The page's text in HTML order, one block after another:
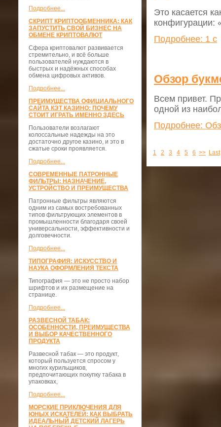
Подробнее...
СКРИПТ КРИПТООБМЕННИКА: КАК
ЗАПУСТИТЬ СВОЙ БИЗНЕС НА
ОБМЕНЕ КРИПТОВАЛЮТ
Сфера криптовалют развивается
стремительно, и всё больше
пользователей нуждаются в
быстрых и надёжных способах
обмена цифровых активов.
Подробнее...
ПРЕИМУЩЕСТВА ОФИЦИАЛЬНОГО
САЙТА КЭТ КАЗИНО: ПОЧЕМУ
СТОИТ ИГРАТЬ ИМЕННО ЗДЕСЬ
Пользователи возлагают
колоссальные надежды на это
достаточно другое казино, и это в
сжатые сроки проявляется.
Подробнее...
СОВРЕМЕННЫЕ ПАТРОННЫЕ
ФИЛЬТРЫ: НАЗНАЧЕНИЕ,
УСТРОЙСТВО И ПРЕИМУЩЕСТВА
Патронные фильтры являются
одним из самых востребованных
типов фильтрующих элементов в
промышленности благодаря своей
универсальности, эффективности и
долговечности.
Подробнее...
ТИПОГРАФИЯ: ИСКУССТВО И
НАУКА ОФОРМЛЕНИЯ ТЕКСТА
Типография — это не просто набор
шрифтов и их размещение на
странице.
Подробнее...
РАЗВЕСНОЙ ТАБАК:
ОСОБЕННОСТИ, ПРЕИМУЩЕСТВА
И ВЫБОР КАЧЕСТВЕННОГО
ПРОДУКТА
Развесной табак — это продукт,
который пользуется спросом у
многих курильщиков,
предпочитающих покупку табака в
упаковках,
Подробнее...
МОРСКИЕ ПРИКЛЮЧЕНИЯ ДЛЯ
ЮНЫХ ИСКАТЕЛЕЙ: КАК ВЫБРАТЬ
ИДЕАЛЬНЫЙ ДЕТСКИЙ ЛАГЕРЬ
Это касается
конфигурации:
Подробнее: 1 с
Обзор
Всем привет.
одной из
Подробнее:
1 2 3 4 5 6 >> Last